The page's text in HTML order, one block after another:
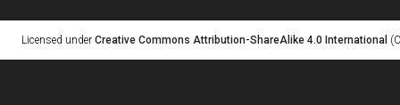
Licensed under Creative Commons Attribution-ShareAlike 4.0 International